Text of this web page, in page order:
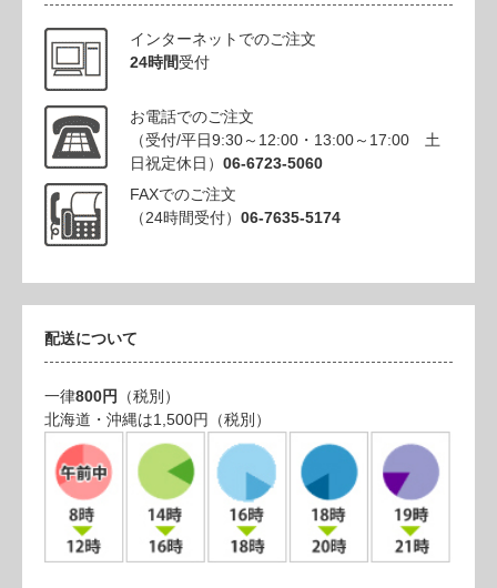
インターネットでのご注文
24時間受付
お電話でのご注文
（受付/平日9:30～12:00・13:00～17:00 土
日祝定休日） 06-6723-5060
FAXでのご注文
（24時間受付） 06-7635-5174
配送について
一律800円
（税別）
北海道・沖縄は1,500円（税別）